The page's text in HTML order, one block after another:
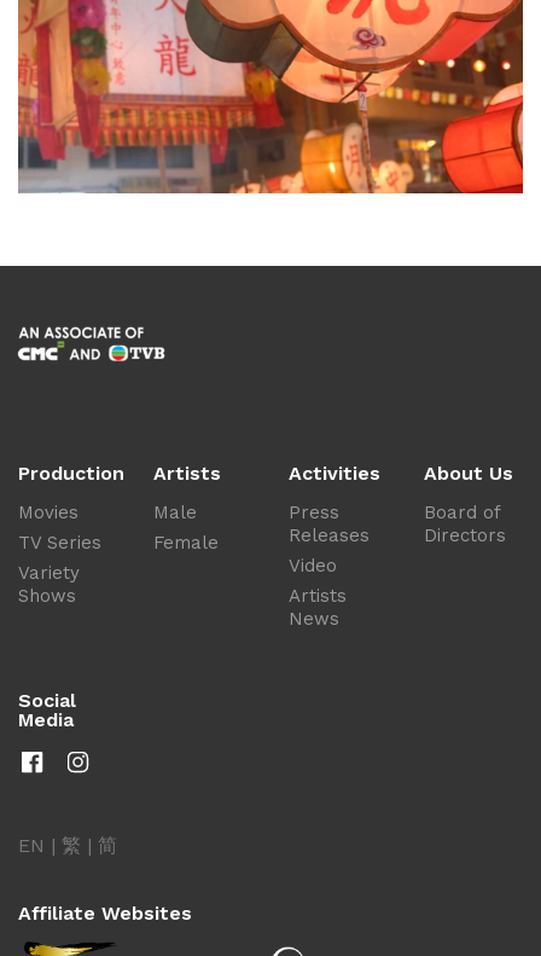
Production
Movies
TV Series
Variety
Shows
Artists
Male
Female
Activities
Press
Releases
Video
Artists
News
About Us
Board of
Directors
Social
Media
EN | 繁 | 简
Affiliate Websites